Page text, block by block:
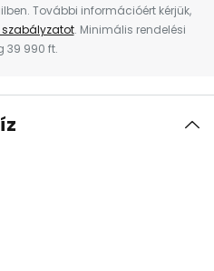
További információért kérjük,
. Minimális rendelési
39 990 ft.